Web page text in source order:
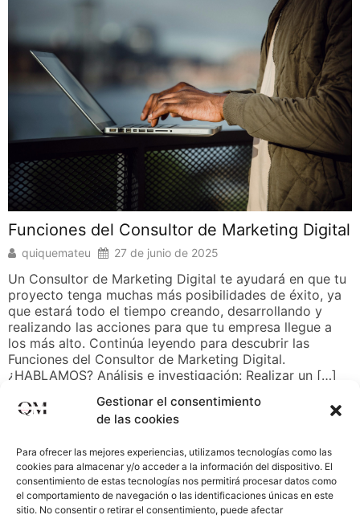
Gestionar el consentimiento
de las cookies
Para ofrecer las mejores experiencias, utilizamos tecnologías como las
cookies para almacenar y/o acceder a la información del dispositivo. El
consentimiento de estas tecnologías nos permitirá procesar datos como
el comportamiento de navegación o las identificaciones únicas en este
sitio. No consentir o retirar el consentimiento, puede afectar
Funciones del Consultor de Marketing Digital
quiquemateu 27 de junio de 2025
Un Consultor de Marketing Digital te ayudará en que tu
proyecto tenga muchas más posibilidades de éxito, ya
que estará todo el tiempo creando, desarrollando y
realizando las acciones para que tu empresa llegue a
los más alto. Continúa leyendo para descubrir las
Funciones del Consultor de Marketing Digital.
¿HABLAMOS? Análisis e investigación: Realizar un […]
SIGUE LEYENDO